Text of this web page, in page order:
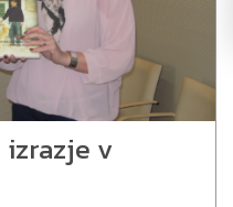
izrazje v